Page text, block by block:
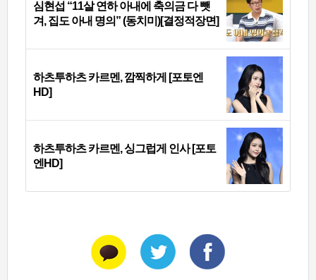
심현섭 “11살 연하 아내에 축의금 다 뺏
겨, 집도 아내 명의” (동치미)[결정적장면]
하츠투하츠 카르멘, 깜찍하게 [포토엔
HD]
하츠투하츠 카르멘, 싱그럽게 인사 [포토
엔HD]